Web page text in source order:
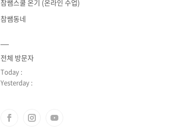
참쌤스쿨 온기 (온라인 수업)
참쌤동네
전체 방문자
Today :
Yesterday :